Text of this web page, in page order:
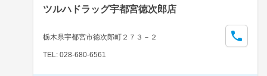
ツルハドラッグ宇都宮徳次郎店
栃木県宇都宮市徳次郎町２７３－２
TEL: 028-680-6561